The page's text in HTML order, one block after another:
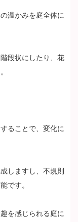
温かみを庭全体に
段状にしたり、花
ることで、変化に
しますし、不規則
です。
を感じられる庭に